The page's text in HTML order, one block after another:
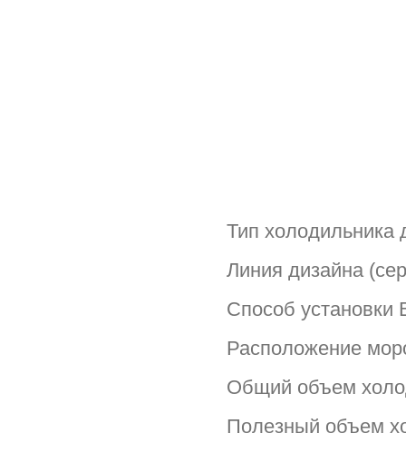
Тип холодильника
Линия дизайна
Способ установки
Расположение
Общий объем
Полезный объем